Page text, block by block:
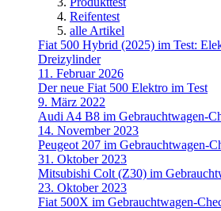
Reifentest
alle Artikel
Fiat 500 Hybrid (2025) im Test:
Dreizylinder
11. Februar 2026
Der neue Fiat 500 Elektro im Test
9. März 2022
Audi A4 B8 im Gebrauchtwagen-
14. November 2023
Peugeot 207 im Gebrauchtwagen-
31. Oktober 2023
Mitsubishi Colt (Z30) im
23. Oktober 2023
Fiat 500X im Gebrauchtwagen-